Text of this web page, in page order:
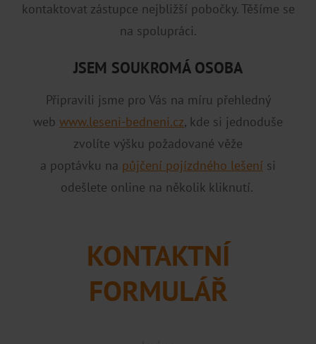
kontaktovat zástupce nejbližší pobočky. Těšíme se
na spolupráci.
JSEM SOUKROMÁ OSOBA
Připravili jsme pro Vás na míru přehledný
web www.leseni-bedneni.cz, kde si jednoduše
zvolíte výšku požadované věže
a poptávku na půjčení pojízdného lešení si
odešlete online na několik kliknutí.
KONTAKTNÍ
FORMULÁŘ